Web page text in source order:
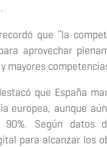
que “la
aprovechar
mayores
que España
europea, aunque
Según datos
para alcanzar los